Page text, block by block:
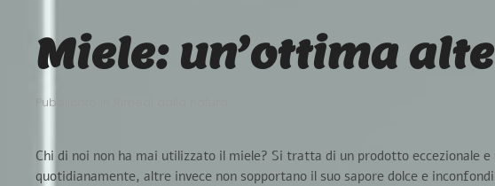
Miele: un’ottima
Pubblicato in
Chi di noi non ha mai utilizzato il miele? Si tratta di un prodotto eccezionale
quotidianamente, altre invece non sopportano il suo sapore dolce e